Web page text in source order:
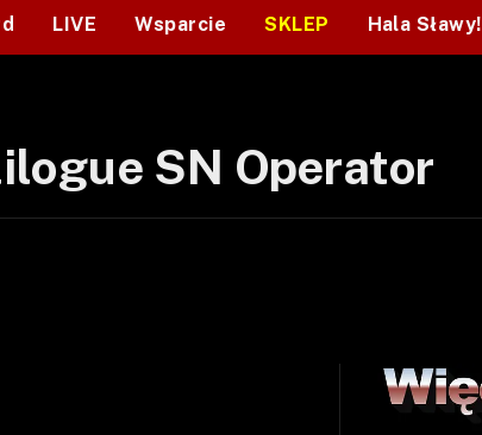
LIVE Wsparcie SKLEP Hala Sławy!
SN Operator